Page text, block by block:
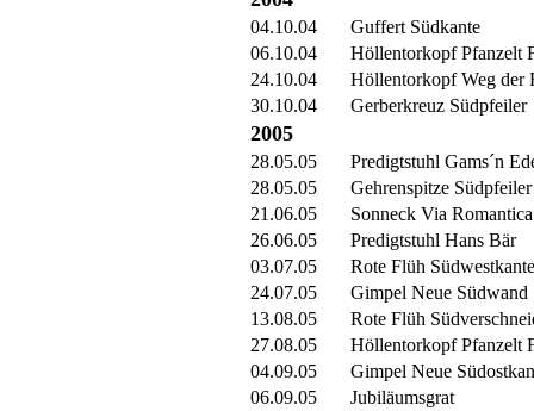
04.10.04
Guffert Südkante
06.10.04
Höllentorkopf Pfanzelt
24.10.04
Höllentorkopf Weg der
30.10.04
Gerberkreuz Südpfeiler
2005
28.05.05
Predigtstuhl Gams´n
28.05.05
Gehrenspitze Südpfeiler
21.06.05
Sonneck Via Romantica
26.06.05
Predigtstuhl Hans Bär
03.07.05
Rote Flüh Südwestkante
24.07.05
Gimpel Neue Südwand
13.08.05
Rote Flüh
27.08.05
Höllentorkopf Pfanzelt
04.09.05
Gimpel Neue
06.09.05
Jubiläumsgrat